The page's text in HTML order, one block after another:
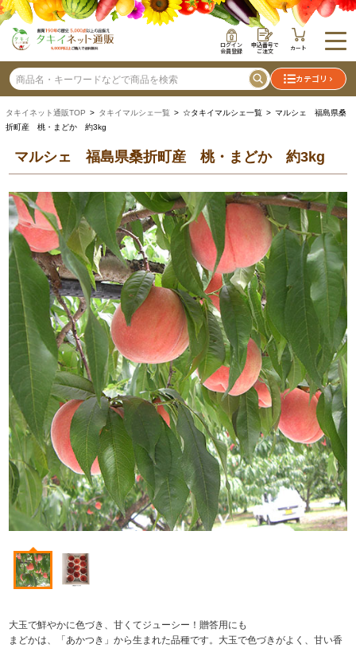
ログイン
会員登録
申込番号で
ご注文 カート
カテゴリ
タキイネット通販TOP > タキイマルシェ一覧 > ☆タキイマルシェ一覧 > マルシェ 福島県桑
折町産 桃・まどか 約3kg
マルシェ 福島県桑折町産 桃・まどか 約3kg
大玉で鮮やかに色づき、甘くてジューシー！贈答用にも
まどかは、「あかつき」から生まれた品種です。大玉で色づきがよく、甘い香